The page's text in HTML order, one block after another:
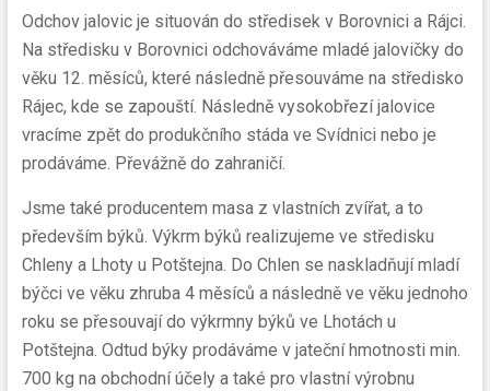
Odchov jalovic je situován do středisek v Borovnici a Rájci.
Na středisku v Borovnici odchováváme mladé jalovičky do
věku 12. měsíců, které následně přesouváme na středisko
Rájec, kde se zapouští. Následně vysokobřezí jalovice
vracíme zpět do produkčního stáda ve Svídnici nebo je
prodáváme. Převážně do zahraničí.
Jsme také producentem masa z vlastních zvířat, a to
především býků. Výkrm býků realizujeme ve středisku
Chleny a Lhoty u Potštejna. Do Chlen se naskladňují mladí
býčci ve věku zhruba 4 měsíců a následně ve věku jednoho
roku se přesouvají do výkrmny býků ve Lhotách u
Potštejna. Odtud býky prodáváme v jateční hmotnosti min.
700 kg na obchodní účely a také pro vlastní výrobnu